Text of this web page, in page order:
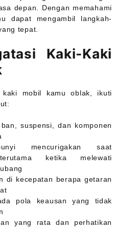
depan. Dengan memahami
dapat mengambil langkah-
tepat.
Kaki-Kaki
kaki mobil kamu oblak, ikuti
suspensi, dan komponen
mencurigakan saat
ketika melewati
di kecepatan berapa getaran
pola keausan yang tidak
yang rata dan perhatikan